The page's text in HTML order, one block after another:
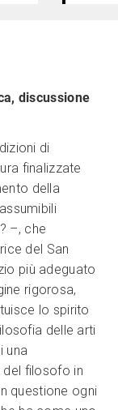
discussione
di
finalizzate
della
–, che
del San
più adeguato
rigorosa,
lo spirito
delle arti
una
del filosofo in
questione ogni